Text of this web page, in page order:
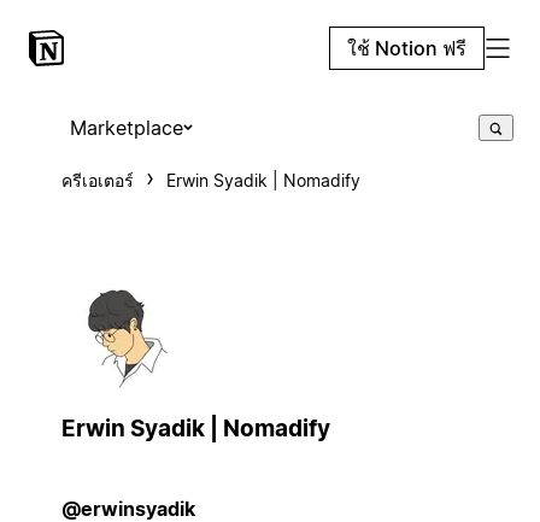
ใช้ Notion ฟรี
Marketplace
ครีเอเตอร์ Erwin Syadik | Nomadify
Erwin Syadik | Nomadify
@erwinsyadik